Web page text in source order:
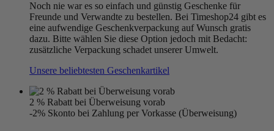
Noch nie war es so einfach und günstig Geschenke für
Freunde und Verwandte zu bestellen. Bei Timeshop24 gibt es
eine aufwendige Geschenkverpackung auf Wunsch gratis
dazu. Bitte wählen Sie diese Option jedoch mit Bedacht:
zusätzliche Verpackung schadet unserer Umwelt.
Unsere beliebtesten Geschenkartikel
2 % Rabatt bei Überweisung vorab
-2% Skonto bei Zahlung per Vorkasse (Überweisung)